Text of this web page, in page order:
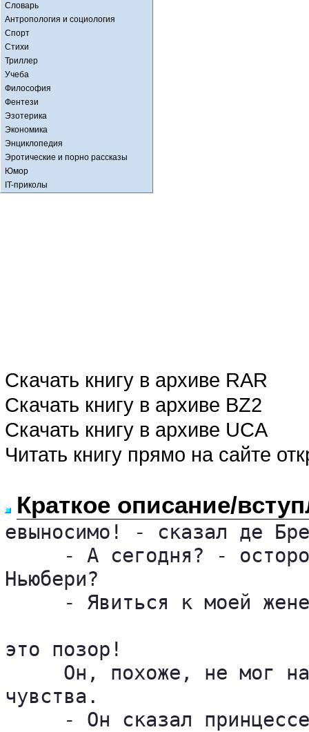
Словарь
Антропология и социология
Спорт
Стихи
Триллер
Учеба
Философия
Фентези
Эзотерика
Экономика
Энциклопедия
Эротические и порно рассказы
Юмор
IT-приколы
Скачать книгу в архиве RAR
Скачать книгу в архиве BZ2
Скачать книгу в архиве UCA
Читать книгу прямо на сайте
Краткое описание/
евыносимо! - сказал де
- А сегодня? -
Ньюбери?
- Явиться к моей
это позор!
Он, похоже, не мог
чувства.
- Он сказал